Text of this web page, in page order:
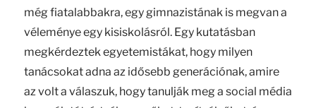
még fiatalabbakra, egy gimnazistának is megvan a
véleménye egy kisiskolásról. Egy kutatásban
megkérdeztek egyetemistákat, hogy milyen
tanácsokat adna az idősebb generációnak, amire
az volt a válaszuk, hogy tanulják meg a social média